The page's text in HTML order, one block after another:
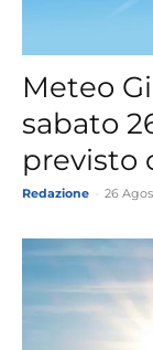
Meteo
sabato
previsto
Redazione 26